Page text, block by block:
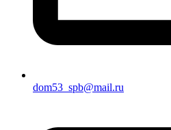
dom53_spb@mail.ru